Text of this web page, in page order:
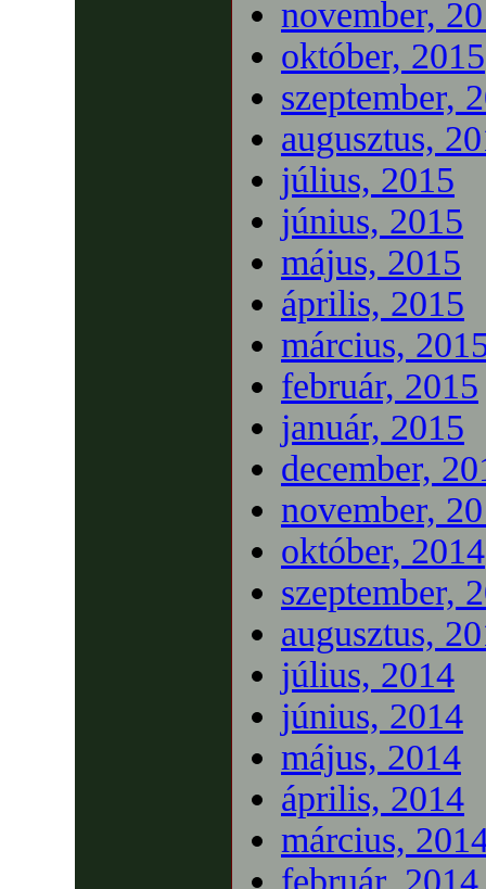
november,
október, 2015
szeptember,
augusztus,
július, 2015
június, 2015
május, 2015
április, 2015
március,
február, 2015
január, 2015
december,
november,
október, 2014
szeptember,
augusztus,
július, 2014
június, 2014
május, 2014
április, 2014
március,
február, 2014